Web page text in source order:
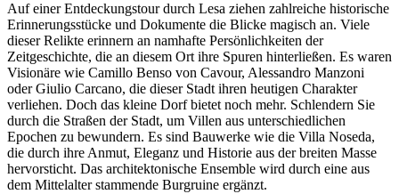
Auf einer Entdeckungstour durch Lesa ziehen zahlreiche historische
Erinnerungsstücke und Dokumente die Blicke magisch an. Viele
dieser Relikte erinnern an namhafte Persönlichkeiten der
Zeitgeschichte, die an diesem Ort ihre Spuren hinterließen. Es waren
Visionäre wie Camillo Benso von Cavour, Alessandro Manzoni
oder Giulio Carcano, die dieser Stadt ihren heutigen Charakter
verliehen. Doch das kleine Dorf bietet noch mehr. Schlendern Sie
durch die Straßen der Stadt, um Villen aus unterschiedlichen
Epochen zu bewundern. Es sind Bauwerke wie die Villa Noseda,
die durch ihre Anmut, Eleganz und Historie aus der breiten Masse
hervorsticht. Das architektonische Ensemble wird durch eine aus
dem Mittelalter stammende Burgruine ergänzt.